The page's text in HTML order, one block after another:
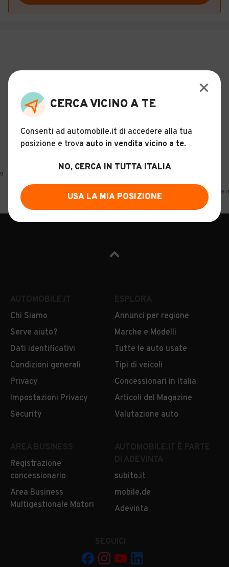
0
Home Peugeot Sicilia Catania Peugeot usate e
Chi Siamo
Serve aiuto?
Dati identificativi
Condizioni generali
Privacy
Impostazioni Privacy
Security
Annunci per regione
Marche e Modelli
Tutte le auto usate
Tipi di veicoli
Concessionari in Italia
Articoli del Magazine
Valutazione auto
Registrazione
concessionario
Area Business
Multigestionale Motori
subito.it
mobile.de
Adevinta
CERCA VICINO A TE
Consenti ad automobile.it di accedere alla tua
posizione e trova auto in vendita vicino a te.
NO, CERCA IN TUTTA ITALIA
USA LA MIA POSIZIONE